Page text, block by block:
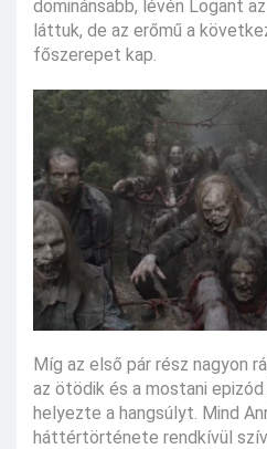
dominánsabb, lévén Logant
láttuk, de az erőmű a
főszerepet kap.
Míg az első pár rész nagyon
az ötödik és a mostani epizód
helyezte a hangsúlyt. Mind
háttértörténete rendkívül